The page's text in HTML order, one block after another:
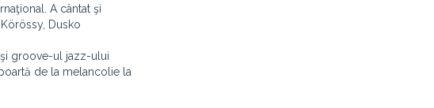
A cântat şi
Dusko
groove-ul jazz-ului
de la melancolie la